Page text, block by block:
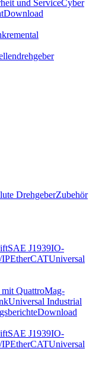
und ServiceCyber
Download
DrehgeberZubehör
SAE J1939IO-
IPEtherCATUniversal
mit QuattroMag-
Universal Industrial
Download
SAE J1939IO-
IPEtherCATUniversal